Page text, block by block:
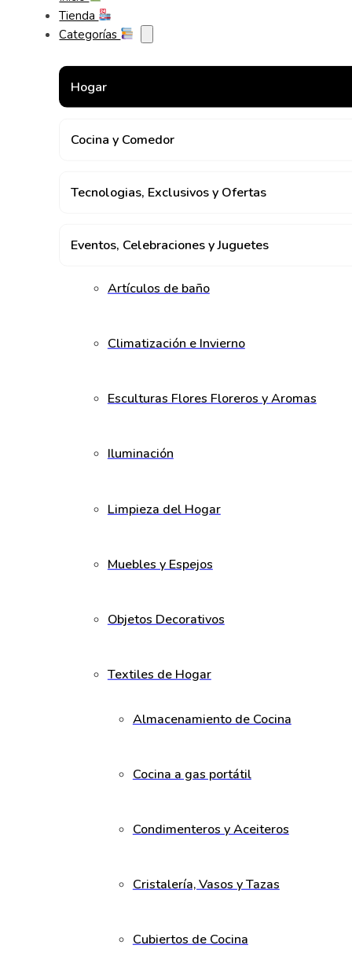
Tienda
Categorías
Hogar
Cocina y Comedor
Tecnologias, Exclusivos y Ofertas
Eventos, Celebraciones y Juguetes
Artículos de baño
Climatización e Invierno
Esculturas Flores Floreros y Aromas
Iluminación
Limpieza del Hogar
Muebles y Espejos
Objetos Decorativos
Textiles de Hogar
Almacenamiento de Cocina
Cocina a gas portátil
Condimenteros y Aceiteros
Cristalería, Vasos y Tazas
Cubiertos de Cocina